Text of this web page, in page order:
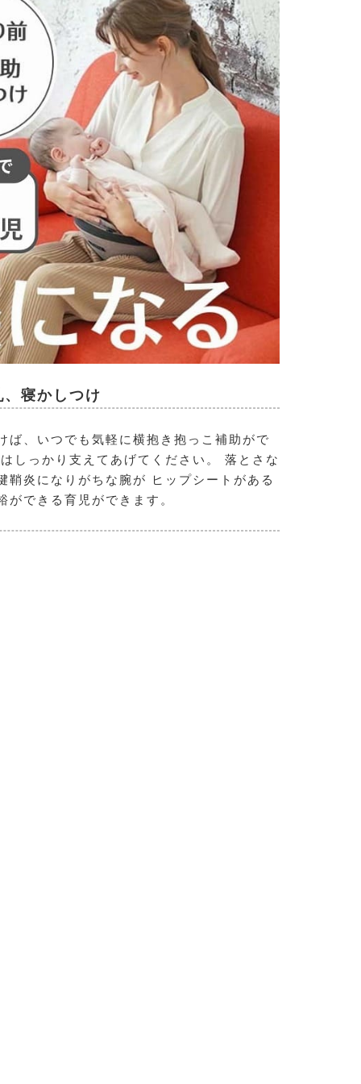
、寝かしつけ
ば、いつでも気軽に横抱き抱っこ補助がで
しっかり支えてあげてください。 落とさな
炎になりがちな腕が ヒップシートがある
できる育児ができます。